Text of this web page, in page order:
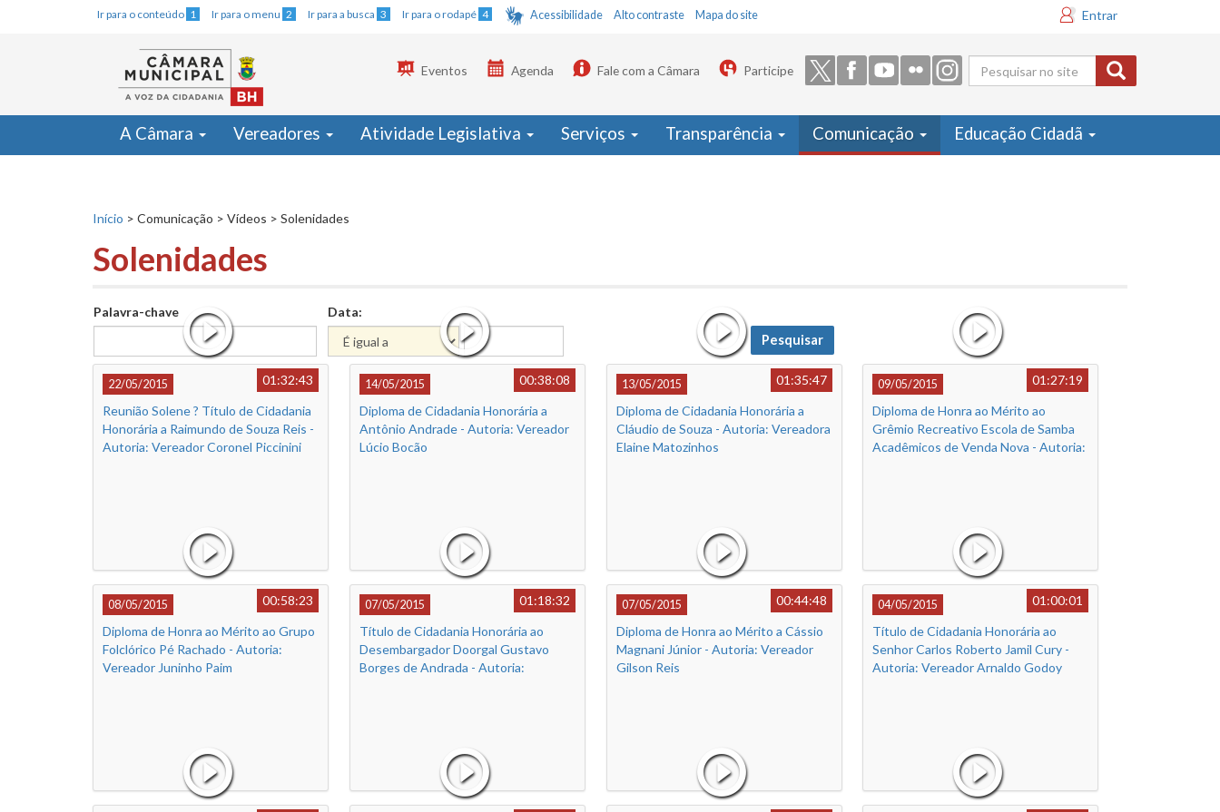
Ir para o conteúdo 1 Ir para o menu 2 Ir para a busca 3 Ir para o rodapé 4 Acessibilidade Alto contraste Mapa do site Entrar
Formulário
de busca
Eventos Agenda Fale com a Câmara Participe
A Câmara Vereadores Atividade Legislativa Serviços Transparência Comunicação Educação Cidadã
Início > Comunicação > Vídeos > Solenidades
Solenidades
Palavra-chave Data:
Data
Pesquisar
22/05/2015
01:32:43
Reunião Solene ? Título de Cidadania
Honorária a Raimundo de Souza Reis -
Autoria: Vereador Coronel Piccinini
14/05/2015
00:38:08
Diploma de Cidadania Honorária a
Antônio Andrade - Autoria: Vereador
Lúcio Bocão
13/05/2015
01:35:47
Diploma de Cidadania Honorária a
Cláudio de Souza - Autoria: Vereadora
Elaine Matozinhos
09/05/2015
01:27:19
Diploma de Honra ao Mérito ao
Grêmio Recreativo Escola de Samba
Acadêmicos de Venda Nova - Autoria:
08/05/2015
00:58:23
Diploma de Honra ao Mérito ao Grupo
Folclórico Pé Rachado - Autoria:
Vereador Juninho Paim
07/05/2015
01:18:32
Título de Cidadania Honorária ao
Desembargador Doorgal Gustavo
Borges de Andrada - Autoria:
07/05/2015
00:44:48
Diploma de Honra ao Mérito a Cássio
Magnani Júnior - Autoria: Vereador
Gilson Reis
04/05/2015
01:00:01
Título de Cidadania Honorária ao
Senhor Carlos Roberto Jamil Cury -
Autoria: Vereador Arnaldo Godoy